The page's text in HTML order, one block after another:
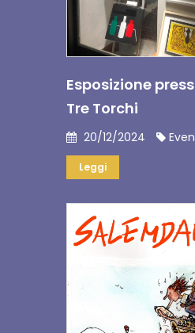
Esposizione
Tre Torchi
20/12/2024
Leggi